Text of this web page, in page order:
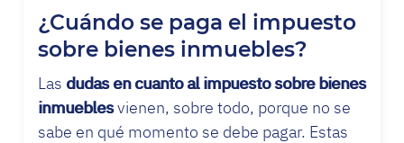
¿Cuándo se paga el impuesto
sobre bienes inmuebles?
Las dudas en cuanto al impuesto sobre bienes
inmueblesvienen, sobre todo, porque no se
sabe en qué momento se debe pagar. Estas